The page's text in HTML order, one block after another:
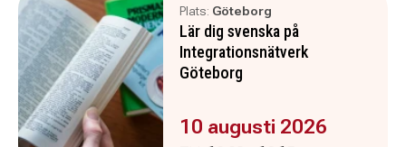
Plats: Göteborg
Lär dig svenska på
Integrationsnätverk
Göteborg
Evenemanget är :
10 augusti 2026